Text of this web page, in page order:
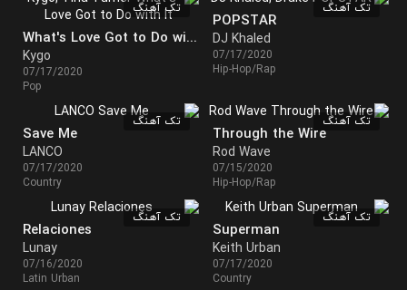
تک آهنگ
POPSTAR
DJ Khaled
07/17/2020
Hip-Hop/Rap
تک آهنگ
What's Love Got to Do with It
Kygo
07/17/2020
Pop
تک آهنگ
Through the Wire
Rod Wave
07/15/2020
Hip-Hop/Rap
تک آهنگ
Save Me
LANCO
07/17/2020
Country
تک آهنگ
Superman
Keith Urban
07/17/2020
Country
تک آهنگ
Relaciones
Lunay
07/16/2020
Latin Urban